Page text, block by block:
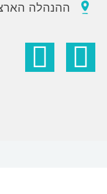
ההנהלה הארצית: